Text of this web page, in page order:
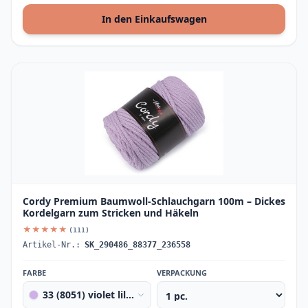
In den Einkaufswagen
Cordy Premium Baumwoll-Schlauchgarn 100m – Dickes
Kordelgarn zum Stricken und Häkeln
★★★★★ (111)
Artikel-Nr.: SK_290486_88377_236558
FARBE
33 (8051) violet lilac
VERPACKUNG